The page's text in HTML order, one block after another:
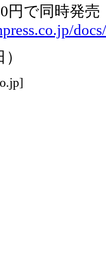
円で同時発売